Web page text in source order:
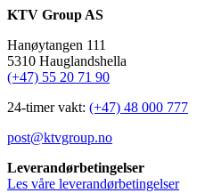
KTV Group AS
Hanøytangen 111
5310 Hauglandshella
(+47) 55 20 71 90
24-timer vakt: (+47) 48 000 777
post@ktvgroup.no
Leverandørbetingelser
Les våre leverandørbetingelser